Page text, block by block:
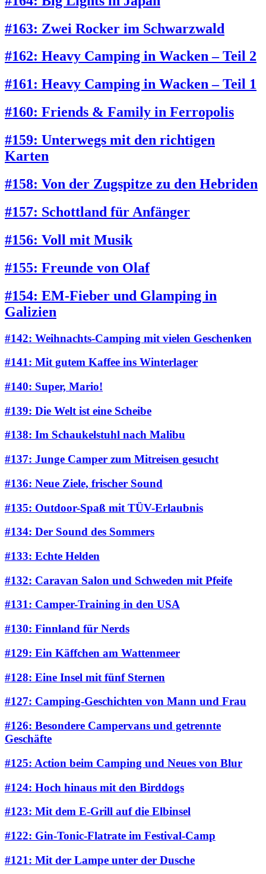
#163: Zwei Rocker im Schwarzwald
#162: Heavy Camping in Wacken – Teil 2
#161: Heavy Camping in Wacken – Teil 1
#160: Friends & Family in Ferropolis
#159: Unterwegs mit den richtigen
Karten
#158: Von der Zugspitze zu den Hebriden
#157: Schottland für Anfänger
#156: Voll mit Musik
#155: Freunde von Olaf
#154: EM-Fieber und Glamping in
Galizien
#142: Weihnachts-Camping mit vielen Geschenken
#141: Mit gutem Kaffee ins Winterlager
#140: Super, Mario!
#139: Die Welt ist eine Scheibe
#138: Im Schaukelstuhl nach Malibu
#137: Junge Camper zum Mitreisen gesucht
#136: Neue Ziele, frischer Sound
#135: Outdoor-Spaß mit TÜV-Erlaubnis
#134: Der Sound des Sommers
#133: Echte Helden
#132: Caravan Salon und Schweden mit Pfeife
#131: Camper-Training in den USA
#130: Finnland für Nerds
#129: Ein Käffchen am Wattenmeer
#128: Eine Insel mit fünf Sternen
#127: Camping-Geschichten von Mann und Frau
#126: Besondere Campervans und getrennte
Geschäfte
#125: Action beim Camping und Neues von Blur
#124: Hoch hinaus mit den Birddogs
#123: Mit dem E-Grill auf die Elbinsel
#122: Gin-Tonic-Flatrate im Festival-Camp
#121: Mit der Lampe unter der Dusche